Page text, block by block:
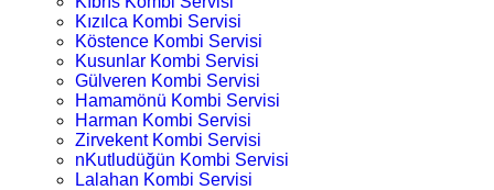
Kızılca Kombi Servisi
Köstence Kombi Servisi
Kusunlar Kombi Servisi
Gülveren Kombi Servisi
Hamamönü Kombi Servisi
Harman Kombi Servisi
Zirvekent Kombi Servisi
nKutludüğün Kombi Servisi
Lalahan Kombi Servisi